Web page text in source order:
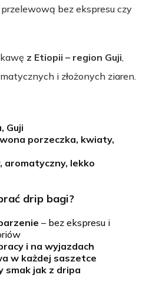
bez ekspresu czy
z Etiopii – region Guji,
i złożonych ziaren.
Guji
porzeczka, kwiaty,
aromatyczny, lekko
drip bagi?
– bez ekspresu i
i na wyjazdach
w każdej saszetce
smak jak z dripa